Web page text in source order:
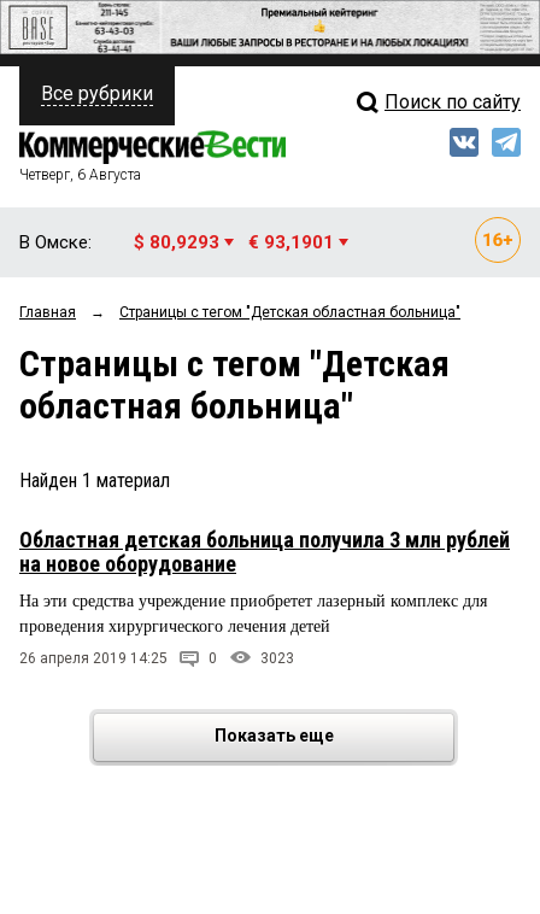
ПОЛИТИКА
ФИНАНСЫ
ОБЩЕСТВО
ЗАКОН
ПРОИСШЕСТВИЯ
СТИЛЬ ЖИЗНИ
Свежий выпуск
Мнения
Рейтинги
Блоги
Все рубрики Поиск по сайту
Четверг, 6 Августа
В Омске: $ 80,9293 € 93,1901
Главная → Страницы c тегом "Детская областная больница"
Страницы c тегом "Детская
областная больница"
Найден 1 материал
Областная детская больница получила 3 млн рублей
на новое оборудование
На эти средства учреждение приобретет лазерный комплекс для
проведения хирургического лечения детей
26 апреля 2019 14:25 0 3023
Показать еще